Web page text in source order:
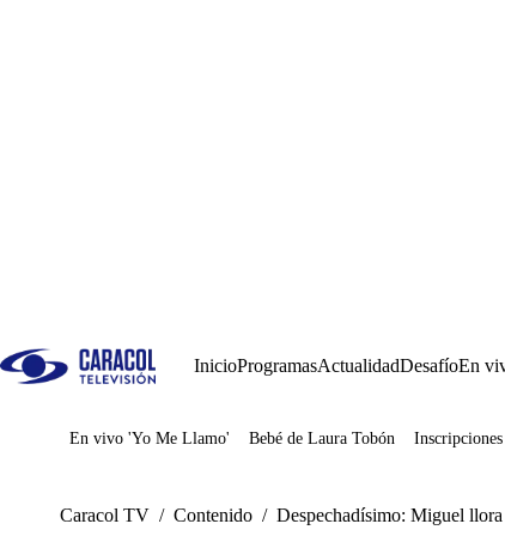
InicioProgramasActualidadDesafíoEn
Juegos
En vivo 'Yo Me Llamo' Bebé de Laura Tobón
Caracol TV / Contenido / Despechadísimo: Miguel